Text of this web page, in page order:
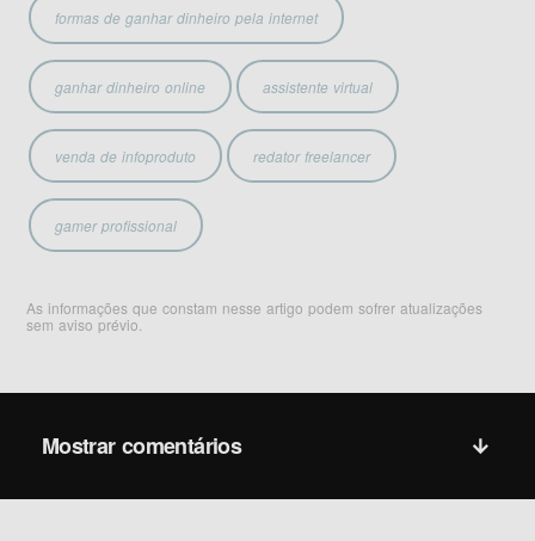
formas de ganhar dinheiro pela internet
ganhar dinheiro online assistente virtual
venda de infoproduto redator freelancer
gamer profissional
As informações que constam nesse artigo podem sofrer atualizações
sem aviso prévio.
Mostrar comentários